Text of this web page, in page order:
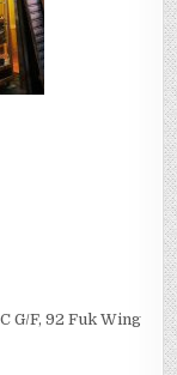
G/F, 92 Fuk Wing